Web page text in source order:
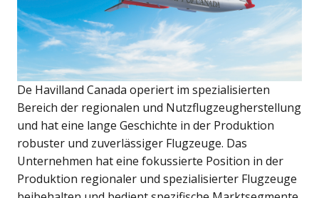
De Havilland Canada operiert im spezialisierten
Bereich der regionalen und Nutzflugzeugherstellung
und hat eine lange Geschichte in der Produktion
robuster und zuverlässiger Flugzeuge. Das
Unternehmen hat eine fokussierte Position in der
Produktion regionaler und spezialisierter Flugzeuge